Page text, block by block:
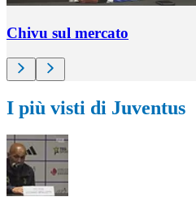
Chivu sul mercato
I più visti di Juventus